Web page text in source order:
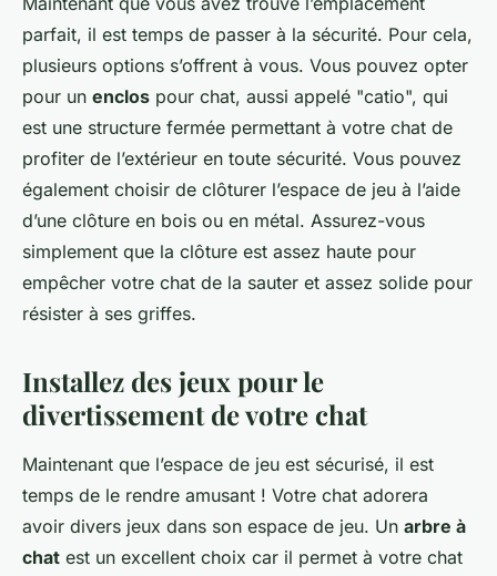
parfait, il est temps de passer à la sécurité. Pour cela,
plusieurs options s’offrent à vous. Vous pouvez opter
pour un enclos pour chat, aussi appelé "catio", qui
est une structure fermée permettant à votre chat de
profiter de l’extérieur en toute sécurité. Vous pouvez
également choisir de clôturer l’espace de jeu à l’aide
d’une clôture en bois ou en métal. Assurez-vous
simplement que la clôture est assez haute pour
empêcher votre chat de la sauter et assez solide pour
résister à ses griffes.
Installez des jeux pour le
divertissement de votre chat
Maintenant que l’espace de jeu est sécurisé, il est
temps de le rendre amusant ! Votre chat adorera
avoir divers jeux dans son espace de jeu. Un arbre à
chat est un excellent choix car il permet à votre chat